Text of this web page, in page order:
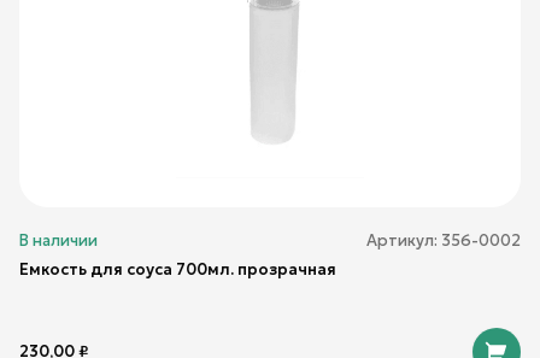
В наличии Артикул: 356-0002
Емкость для соуса 700мл. прозрачная
230,00₽